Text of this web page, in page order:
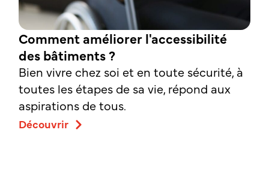
Comment améliorer l'accessibilité
des bâtiments ?
Bien vivre chez soi et en toute sécurité, à
toutes les étapes de sa vie, répond aux
aspirations de tous.
Découvrir